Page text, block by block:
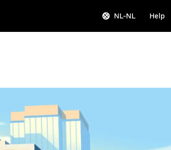
NL-NL Help